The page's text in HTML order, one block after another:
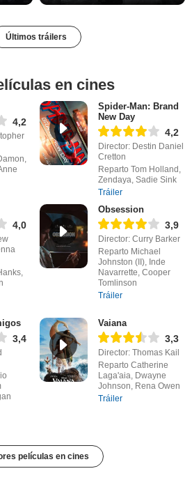
Últimos tráilers
en cines
4,2
Spider-Man: Brand
New Day
4,2
Director: Destin Daniel
Cretton
Reparto Tom Holland,
Zendaya, Sadie Sink
Tráiler
4,0
Obsession
3,9
Director: Curry Barker
Reparto Michael
Johnston (II), Inde
Navarrette, Cooper
Tomlinson
Tráiler
3,4
Vaiana
3,3
Director: Thomas Kail
Reparto Catherine
Laga'aia, Dwayne
Johnson, Rena Owen
Tráiler
películas en cines